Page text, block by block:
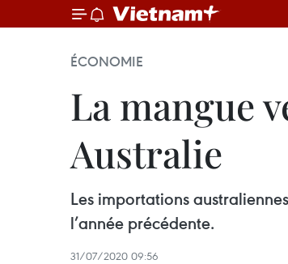
ÉCONOMIE
La mangue
Australie
Les importations
l’année précédente.
31/07/2020 09:56